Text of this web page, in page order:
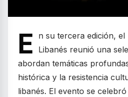
E
n su tercera edición, el
Libanés reunió una
abordan temáticas
histórica y la resistencia
libanés. El evento se